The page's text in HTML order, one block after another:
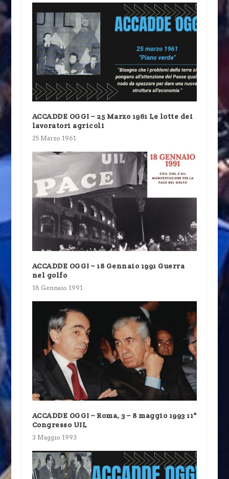
ACCADDE OGGI – 25 Marzo 1961 Le lotte dei
lavoratori agricoli
25 Marzo 1961
ACCADDE OGGI – 18 Gennaio 1991 Guerra
nel golfo
18 Gennaio 1991
ACCADDE OGGI – Roma, 3 – 8 maggio 1993 11°
Congresso UIL
3 Maggio 1993